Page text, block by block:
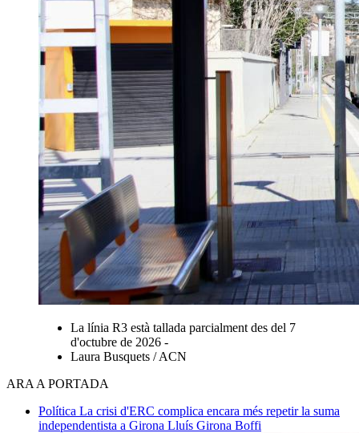
La línia R3 està tallada parcialment des del 7
d'octubre de 2026 -
Laura Busquets / ACN
ARA A PORTADA
Política La crisi d'ERC complica encara més repetir la suma
independentista a Girona Lluís Girona Boffi